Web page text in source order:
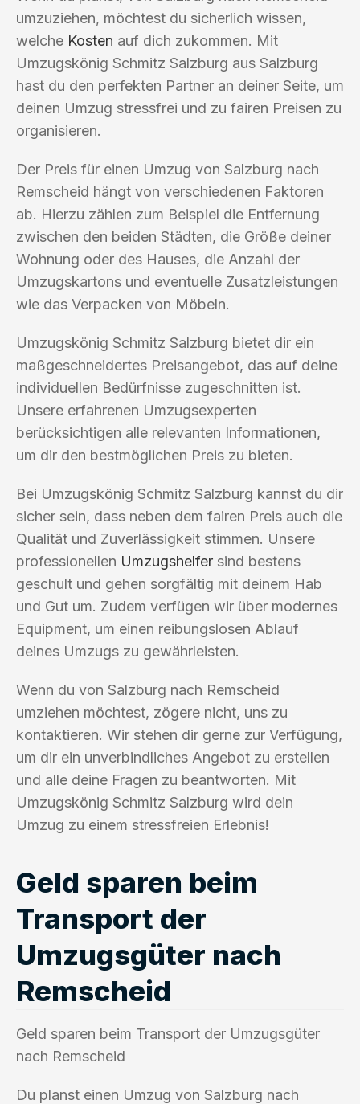
umzuziehen, möchtest du sicherlich wissen,
welche Kosten auf dich zukommen. Mit
Umzugskönig Schmitz Salzburg aus Salzburg
hast du den perfekten Partner an deiner Seite, um
deinen Umzug stressfrei und zu fairen Preisen zu
organisieren.
Der Preis für einen Umzug von Salzburg nach
Remscheid hängt von verschiedenen Faktoren
ab. Hierzu zählen zum Beispiel die Entfernung
zwischen den beiden Städten, die Größe deiner
Wohnung oder des Hauses, die Anzahl der
Umzugskartons und eventuelle Zusatzleistungen
wie das Verpacken von Möbeln.
Umzugskönig Schmitz Salzburg bietet dir ein
maßgeschneidertes Preisangebot, das auf deine
individuellen Bedürfnisse zugeschnitten ist.
Unsere erfahrenen Umzugsexperten
berücksichtigen alle relevanten Informationen,
um dir den bestmöglichen Preis zu bieten.
Bei Umzugskönig Schmitz Salzburg kannst du dir
sicher sein, dass neben dem fairen Preis auch die
Qualität und Zuverlässigkeit stimmen. Unsere
professionellen Umzugshelfer sind bestens
geschult und gehen sorgfältig mit deinem Hab
und Gut um. Zudem verfügen wir über modernes
Equipment, um einen reibungslosen Ablauf
deines Umzugs zu gewährleisten.
Wenn du von Salzburg nach Remscheid
umziehen möchtest, zögere nicht, uns zu
kontaktieren. Wir stehen dir gerne zur Verfügung,
um dir ein unverbindliches Angebot zu erstellen
und alle deine Fragen zu beantworten. Mit
Umzugskönig Schmitz Salzburg wird dein
Umzug zu einem stressfreien Erlebnis!
Geld sparen beim
Transport der
Umzugsgüter nach
Remscheid
Geld sparen beim Transport der Umzugsgüter
nach Remscheid
Du planst einen Umzug von Salzburg nach